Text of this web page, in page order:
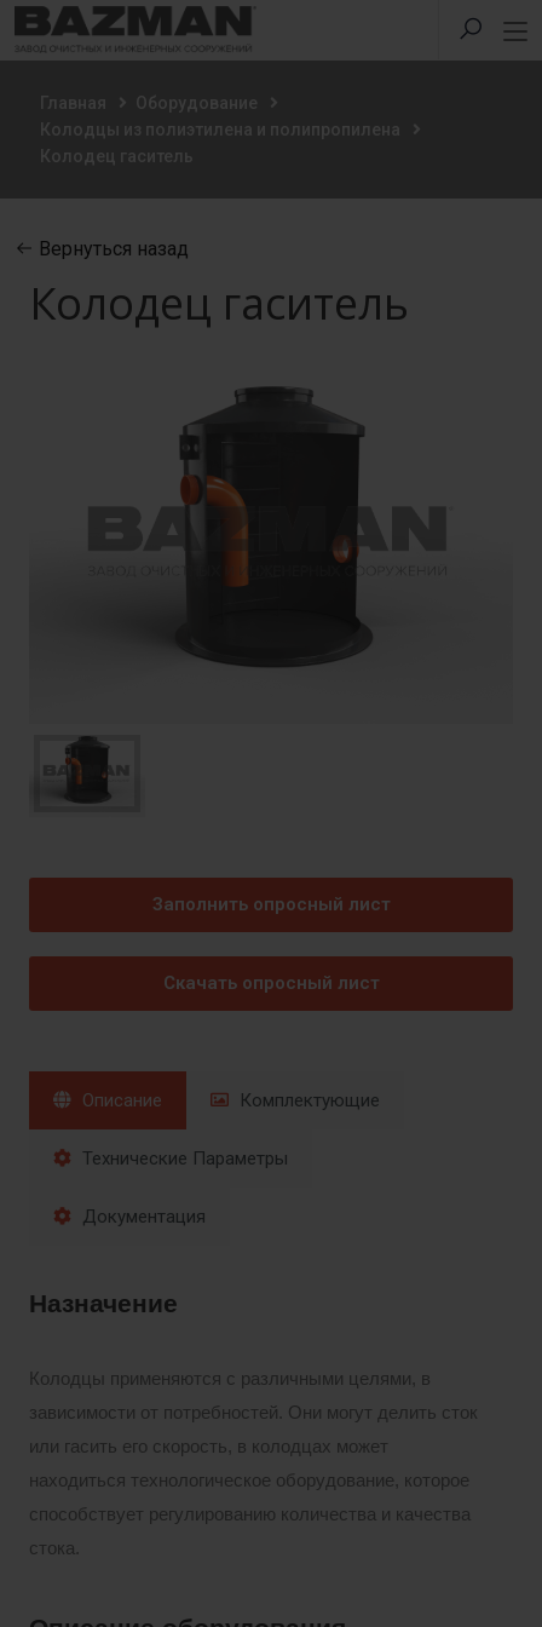
Главная
Оборудование
Колодцы из полиэтилена и полипропилена
Колодец гаситель
Вернуться назад
Колодец гаситель
Заполнить опросный лист
Скачать опросный лист
Описание Комплектующие
Технические Параметры
Документация
Назначение
Колодцы применяются с различными целями, в
зависимости от потребностей. Они могут делить сток
или гасить его скорость, в колодцах может
находиться технологическое оборудование, которое
способствует регулированию количества и качества
стока.